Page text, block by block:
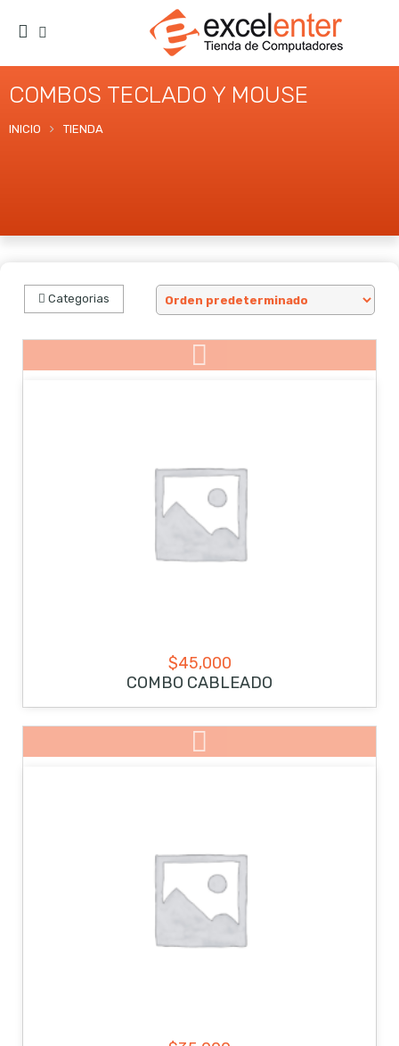
COMBOS TECLADO Y MOUSE
INICIO TIENDA
Categorias
$45,000
COMBO CABLEADO